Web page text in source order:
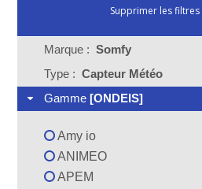
Supprimer les
Marque : Somfy
Type : Capteur Météo
Gamme [ONDEIS]
Amy io
ANIMEO
APEM